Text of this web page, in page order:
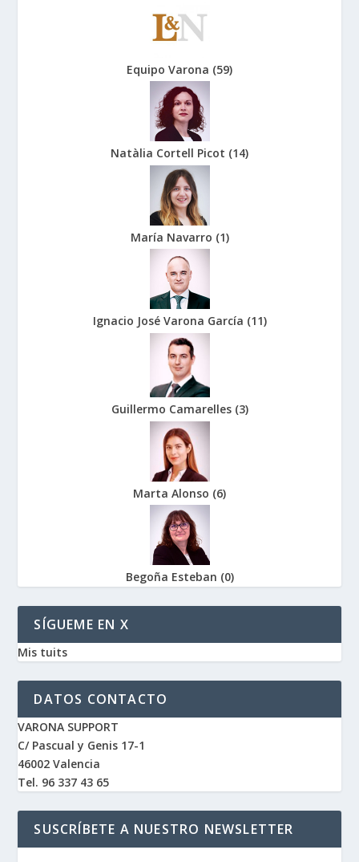
Equipo Varona (59)
Natàlia Cortell Picot (14)
María Navarro (1)
Ignacio José Varona García (11)
Guillermo Camarelles (3)
Marta Alonso (6)
Begoña Esteban (0)
SÍGUEME EN X
Mis tuits
DATOS CONTACTO
VARONA SUPPORT
C/ Pascual y Genis 17-1
46002 Valencia
Tel. 96 337 43 65
SUSCRÍBETE A NUESTRO NEWSLETTER